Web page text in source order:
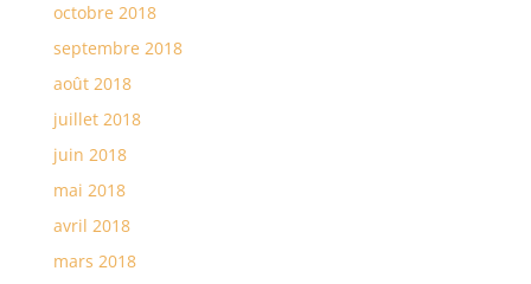
octobre 2018
septembre 2018
août 2018
juillet 2018
juin 2018
mai 2018
avril 2018
mars 2018